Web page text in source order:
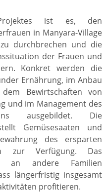
ist es, den
in Manyara-Village
durchbrechen und die
der Frauen und
Konkret werden die
Ernährung, im Anbau
Bewirtschaften von
und im Management des
ausgebildet. Die
Gemüsesaaten und
des ersparten
zur Verfügung. Das
an andere Familien
längerfristig insgesamt
profitieren.